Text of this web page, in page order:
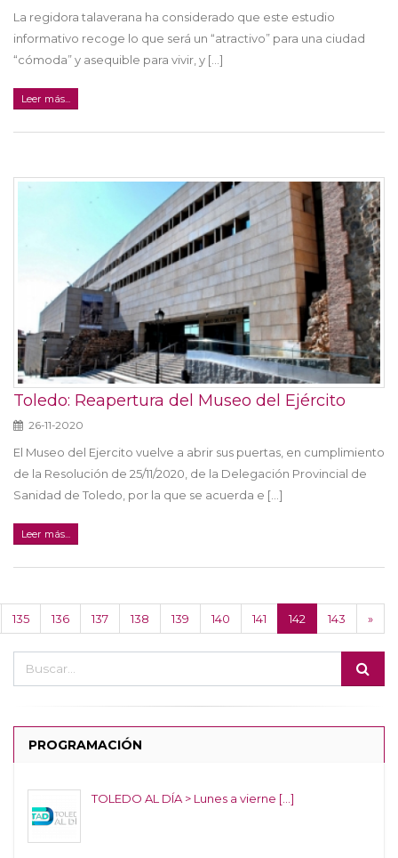
La regidora talaverana ha considerado que este estudio
informativo recoge lo que será un “atractivo” para una ciudad
“cómoda” y asequible para vivir, y [...]
Leer más...
Toledo: Reapertura del Museo del Ejército
26-11-2020
El Museo del Ejercito vuelve a abrir sus puertas, en cumplimiento
de la Resolución de 25/11/2020, de la Delegación Provincial de
Sanidad de Toledo, por la que se acuerda e [...]
Leer más...
135 136 137 138 139 140 141 142 143 »
PROGRAMACIÓN
TOLEDO AL DÍA > Lunes a vierne [...]